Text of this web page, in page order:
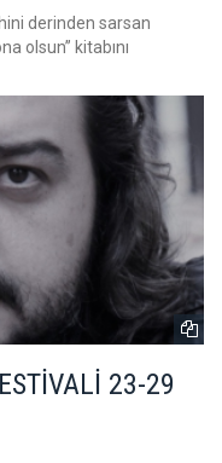
derinden sarsan
olsun” kitabını
23-29